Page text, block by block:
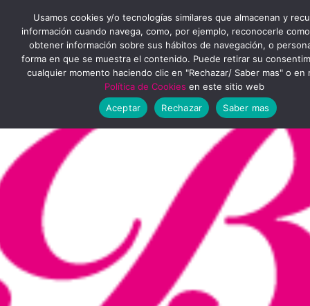
contenido
MENÚ
PRINCIPAL
Usamos cookies y/o tecnologías similares que almacenan y
información cuando navega, como, por ejemplo, reconocerle
obtener información sobre sus hábitos de navegación, o
forma en que se muestra el contenido. Puede retirar su
cualquier momento haciendo clic en "Rechazar/ Saber mas" o en
Política de Cookies en este sitio web
Aceptar
Rechazar Saber mas